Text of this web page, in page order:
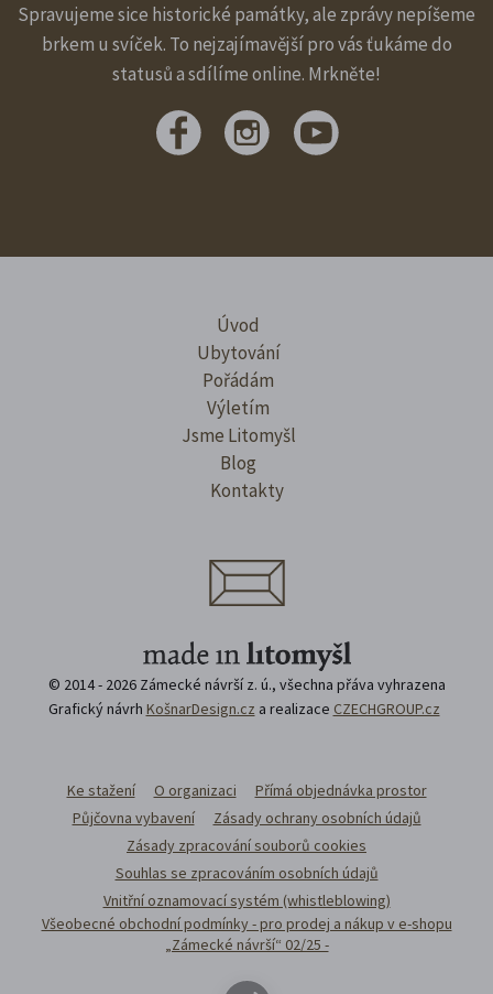
Spravujeme sice historické památky, ale zprávy nepíšeme
brkem u svíček. To nejzajímavější pro vás ťukáme do
statusů a sdílíme online. Mrkněte!
Úvod
Ubytování
Pořádám
Výletím
Jsme Litomyšl
Blog
Kontakty
© 2014 - 2026 Zámecké návrší z. ú., všechna přáva vyhrazena
Grafický návrh KošnarDesign.cz a realizace CZECHGROUP.cz
Ke stažení O organizaci
Přímá objednávka prostor
Půjčovna vybavení
Zásady ochrany osobních údajů
Zásady zpracování souborů cookies
Souhlas se zpracováním osobních údajů
Vnitřní oznamovací systém (whistleblowing)
Všeobecné obchodní podmínky - pro prodej a nákup v e-shopu
„Zámecké návrší“ 02/25 -